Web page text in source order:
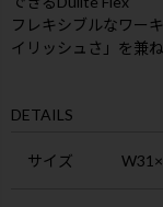
フレキシブルなワー
イリッシュさ」を兼
DETAILS
サイズ